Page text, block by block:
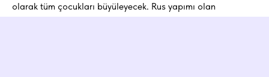
olarak tüm çocukları büyüleyecek. Rus yapımı olan